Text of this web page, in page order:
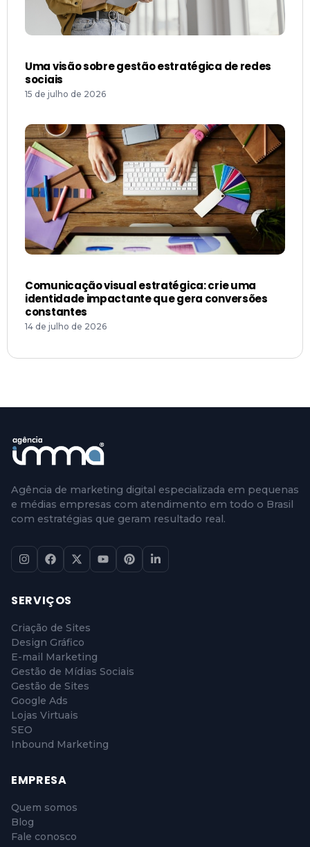
Uma visão sobre gestão estratégica de redes
sociais
15 de julho de 2026
Comunicação visual estratégica: crie uma
identidade impactante que gera conversões
constantes
14 de julho de 2026
Agência de marketing digital especializada em pequenas
e médias empresas com atendimento em todo o Brasil
com estratégias que geram resultado real.
SERVIÇOS
Criação de Sites
Design Gráfico
E-mail Marketing
Gestão de Mídias Sociais
Gestão de Sites
Google Ads
Lojas Virtuais
SEO
Inbound Marketing
EMPRESA
Quem somos
Blog
Fale conosco